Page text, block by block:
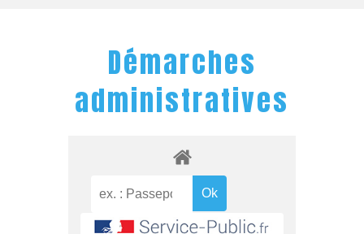
Démarches
administratives